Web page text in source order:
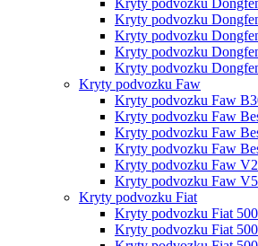
Kryty podvozku
Kryty podvozku
Kryty podvozku
Kryty podvozku
Kryty podvozku
Kryty podvozku Faw
Kryty podvozku Faw
Kryty podvozku Faw
Kryty podvozku Faw
Kryty podvozku Faw
Kryty podvozku Faw V2
Kryty podvozku Faw V5
Kryty podvozku Fiat
Kryty podvozku Fiat 500
Kryty podvozku Fiat